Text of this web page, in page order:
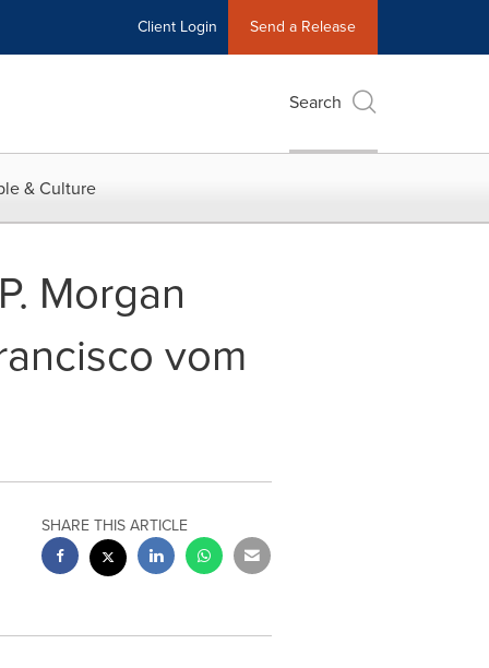
Client Login Send a Release
Search
& Culture
Morgan
vom
SHARE THIS ARTICLE